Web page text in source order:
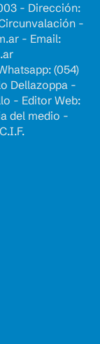
- Dirección:
-
- Email:
(054)
Dellazoppa -
- Editor Web:
del medio -